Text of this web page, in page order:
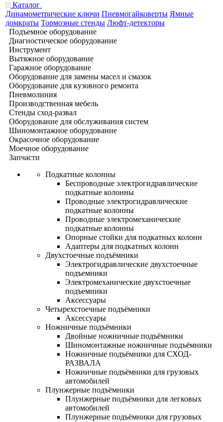
Каталог
Динамометрические ключи Пневмогайковерты Ямные
домкраты Тормозные стенды Люфт-детекторы
Подъемное оборудование
Диагностическое оборудование
Инструмент
Вытяжное оборудование
Гаражное оборудование
Оборудование для замены масел и смазок
Оборудование для кузовного ремонта
Пневмолиния
Производственная мебель
Стенды сход-развал
Оборудование для обслуживания систем
Шиномонтажное оборудование
Окрасочное оборудование
Моечное оборудование
Запчасти
Подкатные колонны
Беспроводные электрогидравлические
подкатные колонны
Проводные электрогидравлические
подкатные колонны
Проводные электромеханические
подкатные колонны
Опорные стойки для подкатных колонн
Адаптеры для подкатных колонн
Двухстоечные подъёмники
Электрогидравлические двухстоечные
подъемники
Электромеханические двухстоечные
подъемники
Аксессуары
Четырехстоечные подъёмники
Аксессуары
Ножничные подъёмники
Двойные ножничные подъёмники
Шиномонтажные ножничные подъёмники
Ножничные подъёмники для СХОД-
РАЗВАЛА
Ножничные подъёмники для грузовых
автомобилей
Плунжерные подъёмники
Плунжерные подъёмники для легковых
автомобилей
Плунжерные подъёмники для грузовых